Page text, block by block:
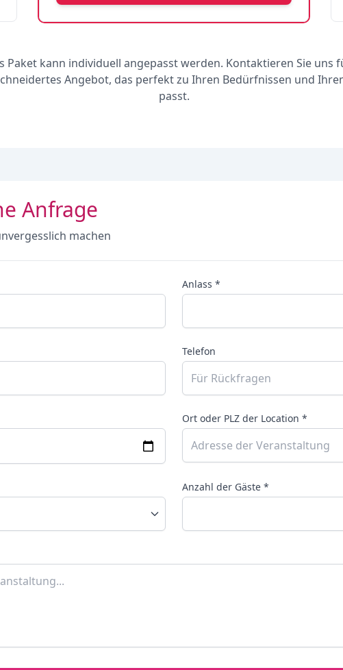
Paket kann individuell angepasst werden. Kontaktieren Sie uns
Angebot, das perfekt zu Ihren Bedürfnissen und
passt.
Anfrage
machen
Anlass *
Telefon
Ort oder PLZ der Location *
Anzahl der Gäste *